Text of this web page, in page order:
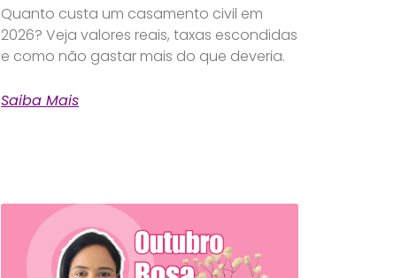
Quanto custa um casamento civil em
2026? Veja valores reais, taxas escondidas
e como não gastar mais do que deveria.
Saiba Mais